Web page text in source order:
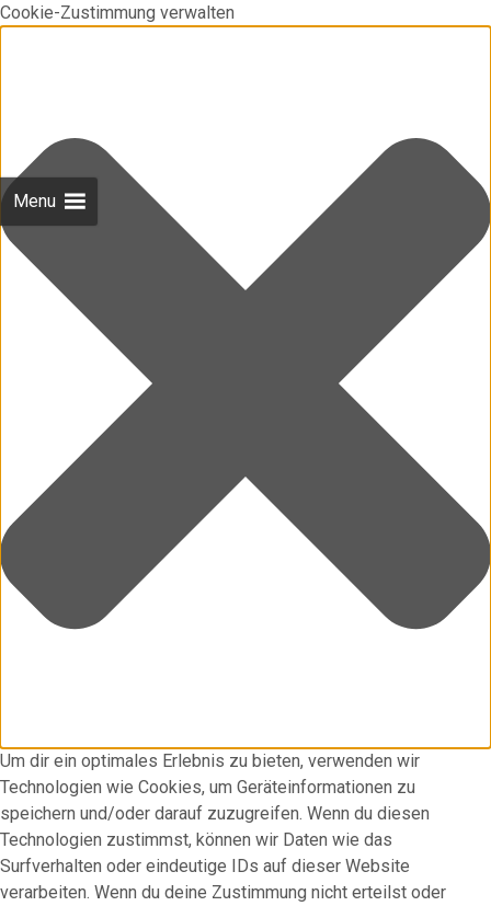
Cookie-Zustimmung verwalten
Um dir ein optimales Erlebnis zu bieten, verwenden wir
Technologien wie Cookies, um Geräteinformationen zu
speichern und/oder darauf zuzugreifen. Wenn du diesen
Technologien zustimmst, können wir Daten wie das
Surfverhalten oder eindeutige IDs auf dieser Website
verarbeiten. Wenn du deine Zustimmung nicht erteilst oder
Menu